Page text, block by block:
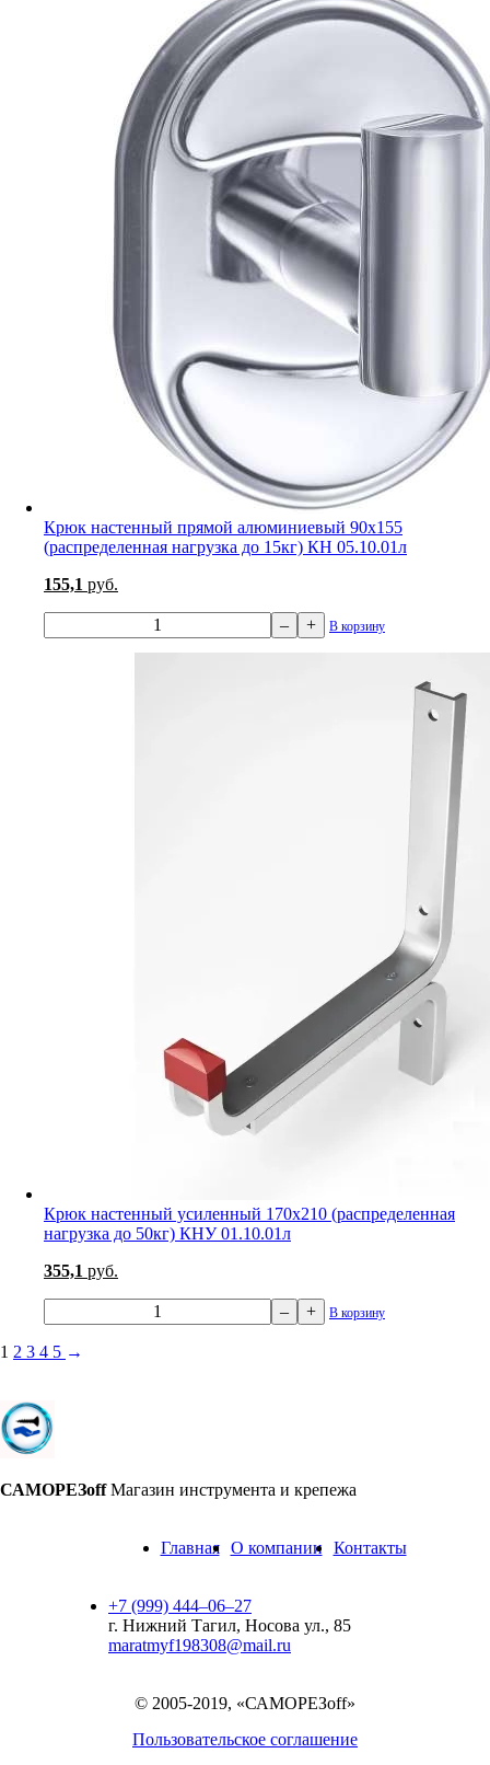
Крюк настенный прямой алюминиевый 90х155
(распределенная нагрузка до 15кг) КН 05.10.01л
155,1 руб.
– + В корзину
Крюк настенный усиленный 170х210 (распределенная
нагрузка до 50кг) КНУ 01.10.01л
355,1 руб.
– + В корзину
1 2 3 4 5 →
САМОРЕЗoff Магазин инструмента и крепежа
Главная О компании Контакты
+7 (999) 444‒06‒27
г. Нижний Тагил, Носова ул., 85
maratmyf198308@mail.ru
© 2005-2019, «САМОРЕЗoff»
Пользовательское соглашение